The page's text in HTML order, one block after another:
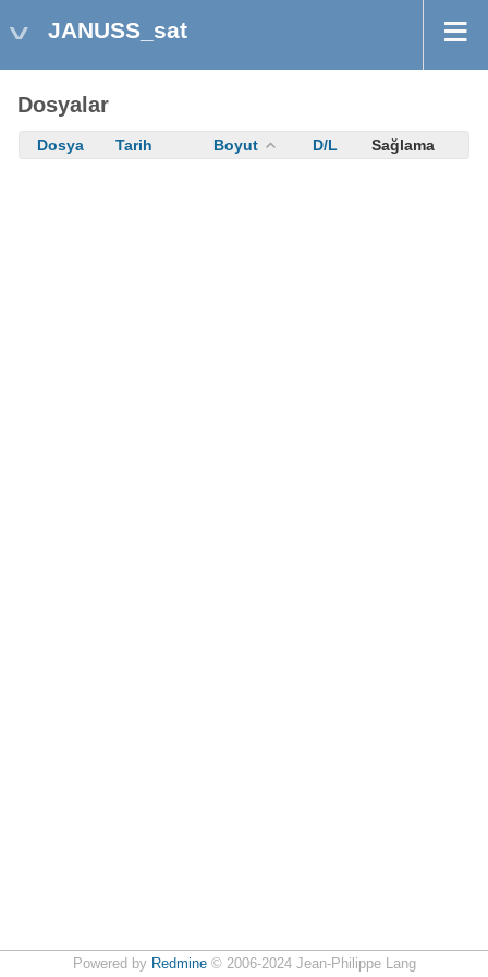
JANUSS_sat
Dosyalar
Dosya Tarih Boyut D/L Sağlama
Powered by Redmine© 2006-2024 Jean-Philippe Lang